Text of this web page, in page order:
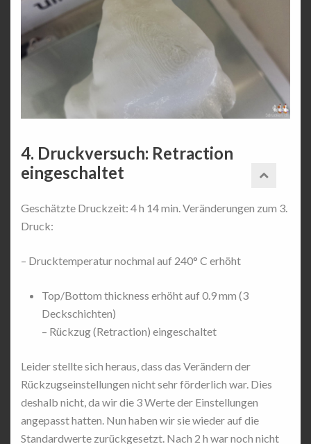
4. Druckversuch: Retraction
eingeschaltet
Geschätzte Druckzeit: 4 h 14 min. Veränderungen zum 3.
Druck:
– Drucktemperatur nochmal auf 240° C erhöht
Top/Bottom thickness erhöht auf 0.9 mm (3
Deckschichten)
– Rückzug (Retraction) eingeschaltet
Leider stellte sich heraus, dass das Verändern der
Rückzugseinstellungen nicht sehr förderlich war. Dies
deshalb nicht, da wir die 3 Werte der Einstellungen
angepasst hatten. Nun haben wir sie wieder auf die
Standardwerte zurückgesetzt. Nach 2 h war noch nicht